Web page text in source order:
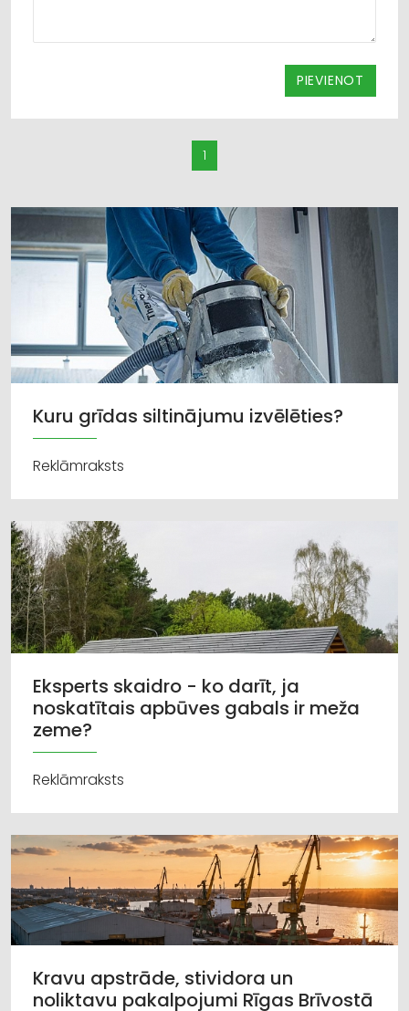
PIEVIENOT
1
Kuru grīdas siltinājumu izvēlēties?
Reklāmraksts
Eksperts skaidro - ko darīt, ja
noskatītais apbūves gabals ir meža
zeme?
Reklāmraksts
Kravu apstrāde, stividora un
noliktavu pakalpojumi Rīgas Brīvostā